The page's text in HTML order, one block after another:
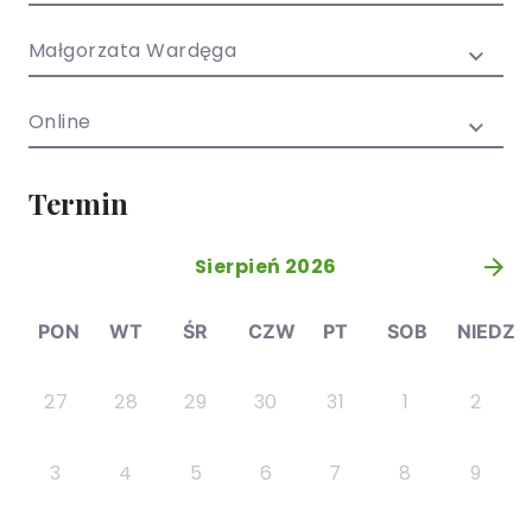
młodzieży
Małgorzata Wardęga
Online
Termin
Sierpień 2026 »
PON WT ŚR CZW PT SOB NIEDZ
27 28 29 30 31 1 2
3 4 5 6 7 8 9